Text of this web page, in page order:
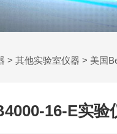
> 其他实验室仪器 > 美国
16-E实验